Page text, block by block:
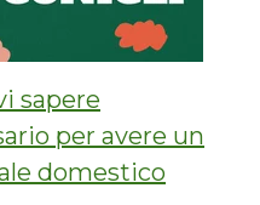
sapere
per avere un
domestico